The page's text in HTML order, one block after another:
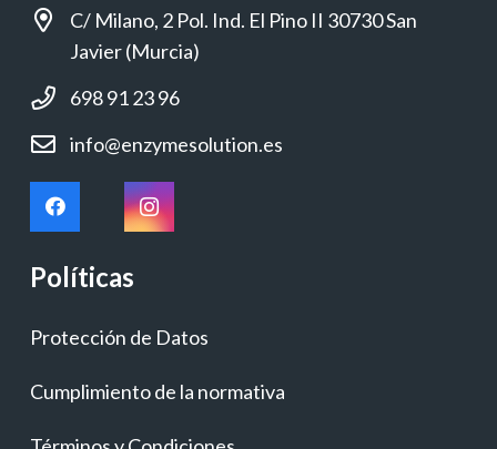
C/ Milano, 2 Pol. Ind. El Pino II 30730 San
Javier (Murcia)
698 91 23 96
info@enzymesolution.es
Políticas
Protección de Datos
Cumplimiento de la normativa